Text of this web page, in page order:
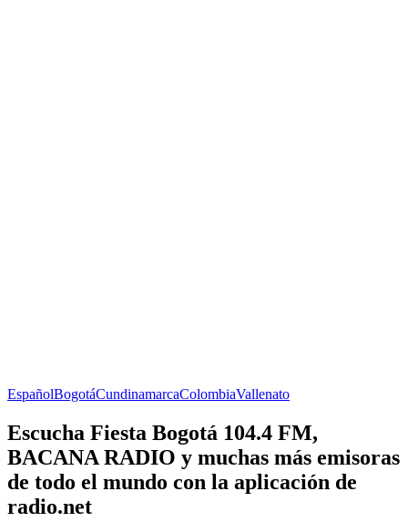
EspañolBogotáCundinamarcaColombiaVallenato
Escucha Fiesta Bogotá 104.4 FM,
BACANA RADIO y muchas más emisoras
de todo el mundo con la aplicación de
radio.net